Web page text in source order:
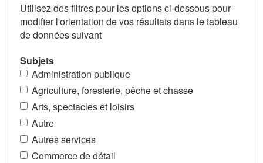
Utilisez des filtres pour les options ci-dessous pour
modifier l'orientation de vos résultats dans le tableau
de données suivant
Subjets
Administration publique
Agriculture, foresterie, pêche et chasse
Arts, spectacles et loisirs
Autre
Autres services
Commerce de détail